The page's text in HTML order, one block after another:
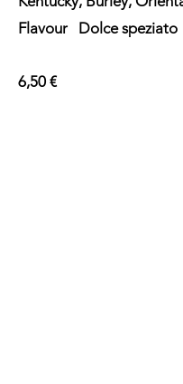
Flavour Dolce speziato
6,50 €